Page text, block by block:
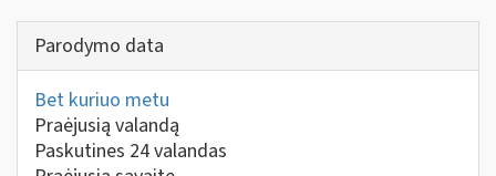
Parodymo data
Bet kuriuo metu
Praėjusią valandą
Paskutines 24 valandas